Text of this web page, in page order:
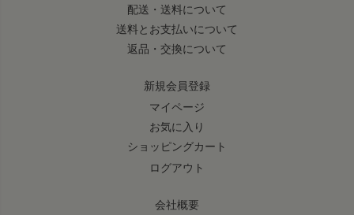
配送・送料について
送料とお支払いについて
返品・交換について
新規会員登録
マイページ
お気に入り
ショッピングカート
ログアウト
会社概要